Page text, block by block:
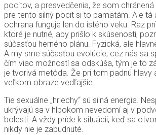
pocitov, a presvedčenia, že som
pre tento silný pocit si to pamätám. Ale tá
ochrana funguje len do istého veku. Raz
ktoré je nutné, aby prišlo k skúsenosti,
súčasťou herného plánu. Fyzická, ale
A my sme súčasťou evolúcie, cez nás sa
čím viac možností sa odskúša, tým je to
je tvorivá metóda. Že pri tom padnú hlavy
veľkom obraze vedľajšie.
Tie sexuálne „hriechy“ sú silná energia.
ukrývajú sa v hlbokom nevedomí aj v
bolesti. A vždy príde k situácii, keď sa
nikdy nie je zabudnuté.